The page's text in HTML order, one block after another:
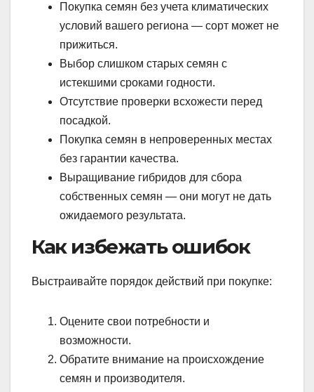
Покупка семян без учета климатических
условий вашего региона — сорт может не
прижиться.
Выбор слишком старых семян с
истекшими сроками годности.
Отсутствие проверки всхожести перед
посадкой.
Покупка семян в непроверенных местах
без гарантии качества.
Выращивание гибридов для сбора
собственных семян — они могут не дать
ожидаемого результата.
Как избежать ошибок
Выстраивайте порядок действий при покупке:
Оцените свои потребности и
возможности.
Обратите внимание на происхождение
семян и производителя.